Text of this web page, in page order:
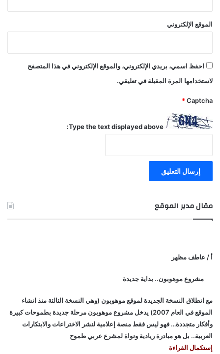
الموقع الإلكتروني
احفظ اسمي، بريدي الإلكتروني، والموقع الإلكتروني في هذا المتصفح
لاستخدامها المرة المقبلة في تعليقي.
Captcha
*
Type the text displayed above:
مقال مدير الموقع
أ / عاطف مظهر
مشروع موهوبون.. بداية جديدة
مع انطلاق النسخة الجديدة لموقع موهوبون (وهي النسخة الثالثة منذ انشاء
الموقع في العام 2007) يدخل مشروع موهوبون مرحلة جديدة بطموحات كبيرة
وأفكار متجددة… فهو ليس فقط منصة إعلامية لنشر الاختراعات والابتكارات
العربية.. بل هو مبادرة ريادية ونواة لمشرع عربي طموح
إستكمال القراءة